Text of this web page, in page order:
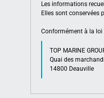
Les informations
Elles sont conservées
Conformément à la loi
TOP MARINE
Quai des
14800 Deauville